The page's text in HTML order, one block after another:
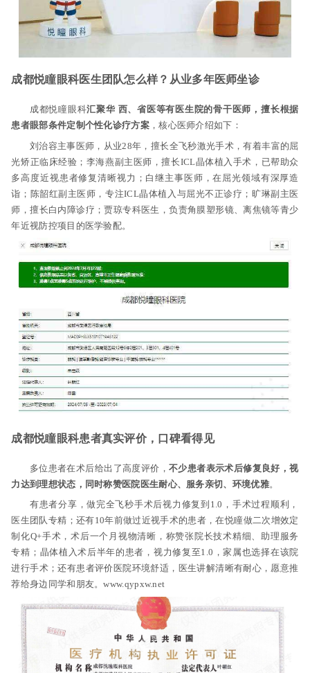
成都悦瞳眼科医生团队怎么样？从业多年医师坐诊
成都悦瞳眼科汇聚华 西、省医等有医生院的骨干医师，擅长根据
患者眼部条件定制个性化诊疗方案，核心医师介绍如下：
刘治容主事医师，从业28年，擅长全飞秒激光手术，有着丰富的屈
光矫正临床经验；李海燕副主医师，擅长ICL晶体植入手术，已帮助众
多高度近视患者修复清晰视力；白继主事医师，在屈光领域有深厚造
诣；陈韶红副主医师，专注ICL晶体植入与屈光不正诊疗；旷琳副主医
师，擅长白内障诊疗；贾琼专科医生，负责角膜塑形镜、离焦镜等青少
年近视防控项目的医学验配。
成都悦瞳眼科患者真实评价，口碑看得见
多位患者在术后给出了高度评价， 不少患者表示术后修复良好，视
力达到理想状态，同时称赞医院医生耐心、服务亲切、环境优雅。
有患者分享，做完全飞秒手术后视力修复到1.0，手术过程顺利，
医生团队专精；还有10年前做过近视手术的患者，在悦瞳做二次增效定
制化Q+手术，术后一个月视物清晰，称赞张院长技术精细、助理服务
专精；晶体植入术后半年的患者，视力修复至1.0，家属也选择在该院
进行手术；还有患者评价医院环境舒适，医生讲解清晰有耐心，愿意推
荐给身边同学和朋友。www.qypxw.net